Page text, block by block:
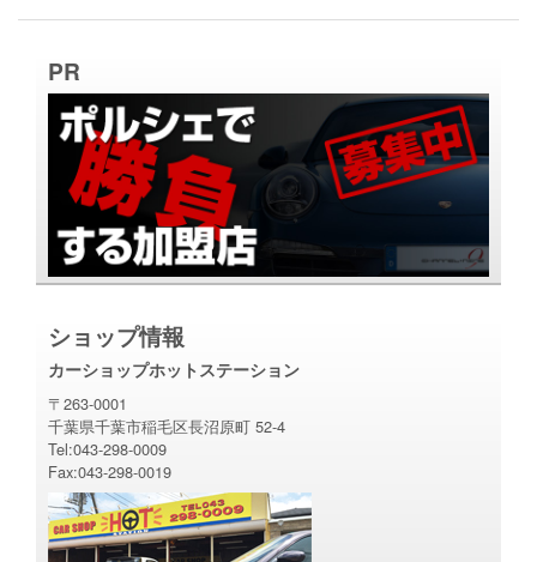
PR
ショップ情報
カーショップホットステーション
〒263-0001
千葉県千葉市稲毛区長沼原町 52-4
Tel:043-298-0009
Fax:043-298-0019